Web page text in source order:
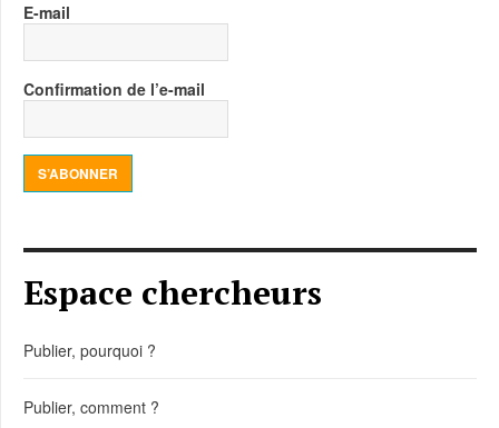
E-mail
Confirmation de l’e-mail
S’ABONNER
Espace chercheurs
Publier, pourquoi ?
Publier, comment ?